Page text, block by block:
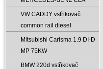
VW CADDY vstřikovač
common rail diesel
Mitsubishi Carisma 1.9 DI-D
MP 75KW
BMW 220d vstřikovač